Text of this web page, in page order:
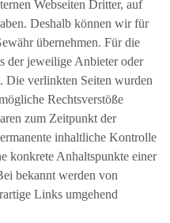
Webseiten Dritter, auf
Deshalb können wir für
übernehmen. Für die
der jeweilige Anbieter oder
Die verlinkten Seiten wurden
Rechtsverstöße
zum Zeitpunkt der
inhaltliche Kontrolle
konkrete Anhaltspunkte einer
bekannt werden von
Links umgehend